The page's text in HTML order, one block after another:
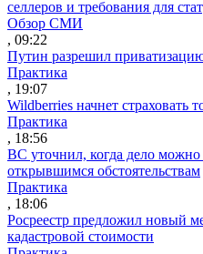
селлеров и требования для
Обзор СМИ
, 09:22
Путин разрешил
Практика
, 19:07
Wildberries начнет страховать
Практика
, 18:56
ВС уточнил, когда дело можно
открывшимся обстоятельствам
Практика
, 18:06
Росреестр предложил новый
кадастровой стоимости